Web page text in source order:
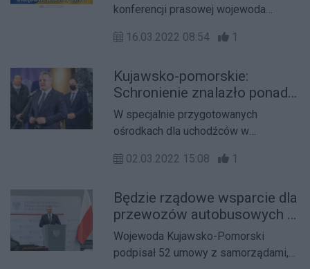
konferencji prasowej wojewoda
apel do bydgoszczan.
16.03.2022 08:54 1
Kujawsko-pomorskie:
Schronienie znalazło ponad
500 uchodźców
W specjalnie przygotowanych
ośrodkach dla uchodźców w
dotychczas schronienie znalazło 509
istnieje możliwość ich zwiększenia do
8-10 tys. - poinformował w środę
wojewoda Mikołaj Bogdanowicz.
02.03.2022 15:08 1
Będzie rządowe wsparcie dla
przewozów autobusowych z
regionu
Wojewoda Kujawsko-Pomorski
podpisał 52 umowy z samorządami,